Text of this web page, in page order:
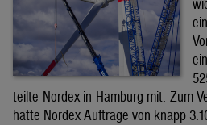
teilte Nordex in Hamburg mit. Zum
hatte Nordex Aufträge von knapp